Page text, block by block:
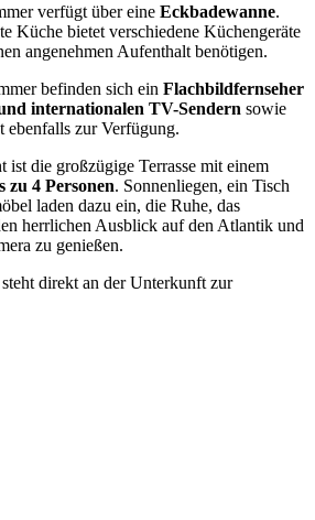
verfügt über eine Eckbadewanne.
Küche bietet verschiedene Küchengeräte
angenehmen Aufenthalt benötigen.
befinden sich ein Flachbildfernseher
internationalen TV-Sendern sowie
ebenfalls zur Verfügung.
ist die großzügige Terrasse mit einem
zu 4 Personen. Sonnenliegen, ein Tisch
laden dazu ein, die Ruhe, das
herrlichen Ausblick auf den Atlantik und
zu genießen.
steht direkt an der Unterkunft zur